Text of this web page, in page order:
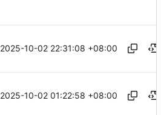
2025-10-02 22:31:08 +08:00
2025-10-02 01:22:58 +08:00